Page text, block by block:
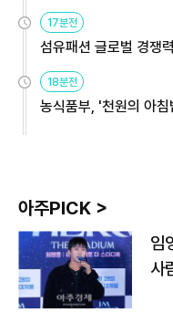
용해야
17분전
섬유패션 글로벌 경쟁
원
18분전
농식품부, '천원의 아
아주PICK >
임
사